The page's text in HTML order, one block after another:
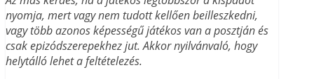
nyomja, mert vagy nem tudott kellően beilleszkedni,
vagy több azonos képességű játékos van a posztján és
csak epizódszerepekhez jut. Akkor nyilvánvaló, hogy
helytálló lehet a feltételezés.